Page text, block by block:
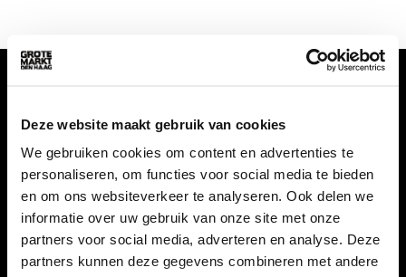
Deze website maakt gebruik van cookies
We gebruiken cookies om content en advertenties te
personaliseren, om functies voor social media te bieden
en om ons websiteverkeer te analyseren. Ook delen we
informatie over uw gebruik van onze site met onze
partners voor social media, adverteren en analyse. Deze
partners kunnen deze gegevens combineren met andere
06 12 96 82 82